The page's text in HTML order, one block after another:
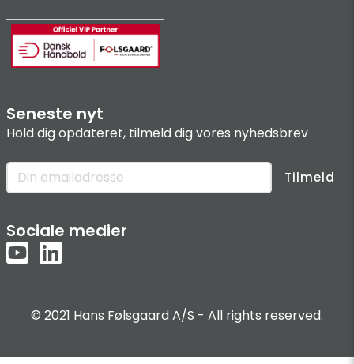
Seneste nyt
Hold dig opdateret, tilmeld dig vores nyhedsbrev
Tilmeld
Sociale medier
© 2021 Hans Følsgaard A/S - All rights reserved.